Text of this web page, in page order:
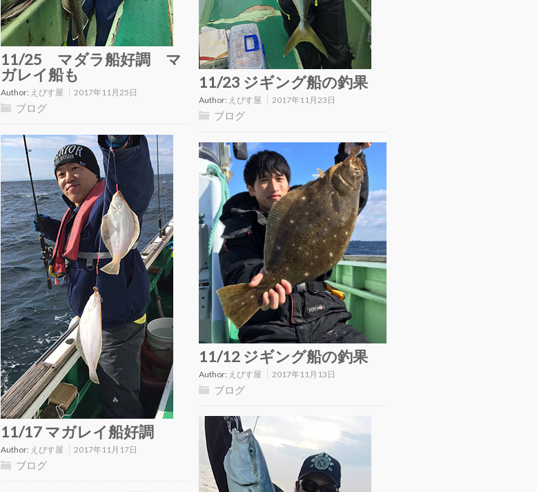
11/25 マダラ船好調 マ
ガレイ船も
Author: えびす屋 2017年11月25日
ブログ
11/23 ジギング船の釣果
Author: えびす屋 2017年11月23日
ブログ
11/17 マガレイ船好調
Author: えびす屋 2017年11月17日
ブログ
11/12 ジギング船の釣果
Author: えびす屋 2017年11月13日
ブログ